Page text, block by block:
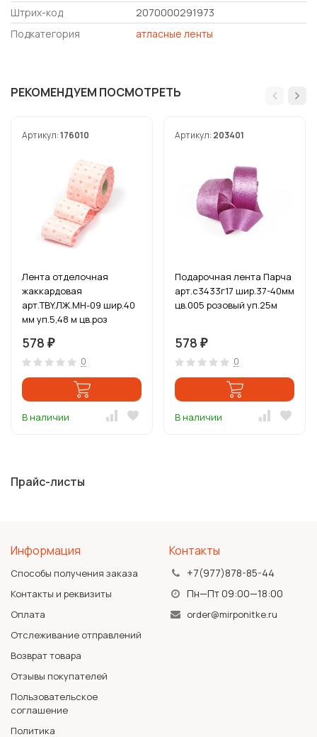
Штрих-код
2070000291973
Подкатегория
атласные ленты
РЕКОМЕНДУЕМ ПОСМОТРЕТЬ
Артикул:176010
Лента отделочная
жаккардовая
арт.TBY.ЛЖ.MH-09 шир.40
мм уп.5,48 м цв.роз
578 ₽
0
В наличии
Артикул: 203401
Подарочная лента Парча
арт.с3433г17 шир.37-40мм
цв.005 розовый уп.25м
578 ₽
0
В наличии
Прайс-листы
Информация
Способы получения заказа
Контакты и реквизиты
Оплата
Отслеживание отправлений
Возврат товара
Отзывы покупателей
Пользовательское
соглашение
Политика
Контакты
+7(977)878-85-44
Пн—Пт 09:00—18:00
order@mirponitke.ru